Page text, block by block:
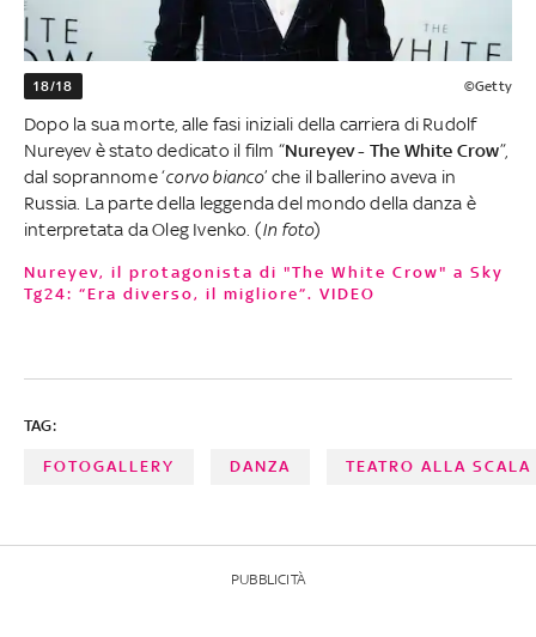
18/18 ©Getty
Dopo la sua morte, alle fasi iniziali della carriera di Rudolf
Nureyev è stato dedicato il film “Nureyev - The White Crow”,
dal soprannome ‘corvo bianco’ che il ballerino aveva in
Russia. La parte della leggenda del mondo della danza è
interpretata da Oleg Ivenko. (In foto)
Nureyev, il protagonista di "The White Crow" a Sky
Tg24: “Era diverso, il migliore”. VIDEO
TAG:
FOTOGALLERY DANZA TEATRO ALLA SCALA
PUBBLICITÀ